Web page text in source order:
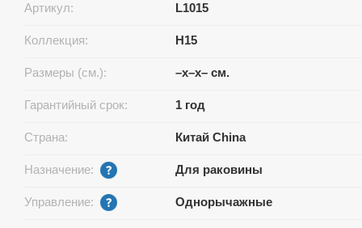
Артикул: L1015
Коллекция: H15
Размеры (см.): –x–x– см.
Гарантийный срок: 1 год
Страна: Китай China
Назначение: Для раковины
Управление: Однорычажные